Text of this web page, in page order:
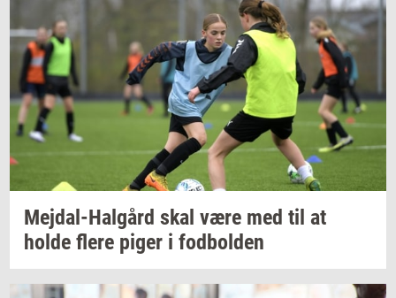
Mejdal-​Halgård skal være med til at
holde flere piger i fod­bol­den